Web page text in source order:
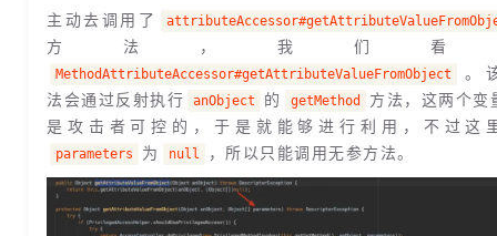
主动去调用了
方法，我们看
MethodAttributeAccessor#getAttributeValueFromObject
。
法会通过反射执行
anObject 的 getMethod
方法，这两个变
是攻击者可控的，于是就能够进行利用，不过这
parameters 为 null ，所以只能调用无参方法。